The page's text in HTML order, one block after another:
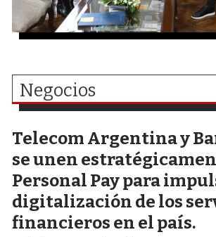
Negocios
Telecom Argentina y
se unen
Personal Pay para
digitalización de los
financieros en el país.